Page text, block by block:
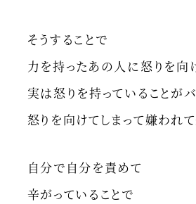
そうすることで
力を持ったあの人に怒りを向
実は怒りを持っていることが
怒りを向けてしまって嫌われ
自分で自分を責めて
辛がっていることで